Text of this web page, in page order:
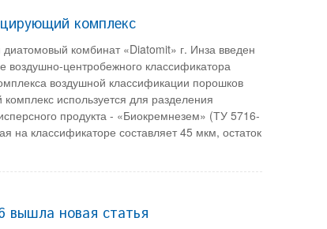
комплекс
комбинат «Diatomit» г. Инза введен
центробежного классификатора
воздушной классификации порошков
используется для разделения
продукта - «Биокремнезем» (ТУ 5716-
на классификаторе составляет 45 мкм, остаток
вышла новая статья